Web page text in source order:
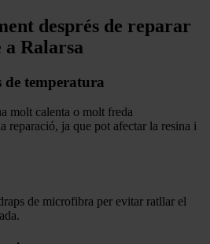
després de reparar
a Ralarsa
temperatura
molt calenta o molt freda
reparació, ja que pot afectar la resina i
de microfibra per evitar ratllar el